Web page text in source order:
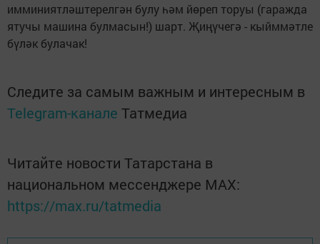
имминиятләштерелгән булу һәм йөреп торуы (гаражда
ятучы машина булмасын!) шарт. Җиңүчегә - кыйммәтле
бүләк булачак!
Следите за самым важным и интересным в
Telegram-канале Татмедиа
Читайте новости Татарстана в
национальном мессенджере MАХ:
https://max.ru/tatmedia